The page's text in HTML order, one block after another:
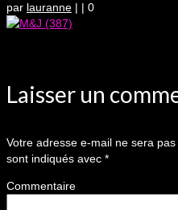
par lauranne | | 0
Laisser un
Votre adresse e-mail ne sera pas
sont indiqués avec *
Commentaire